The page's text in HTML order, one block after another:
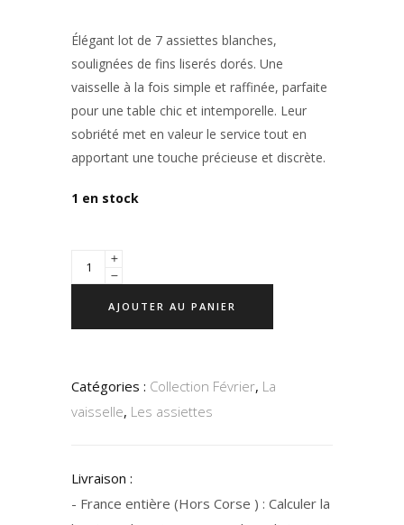
Élégant lot de 7 assiettes blanches,
soulignées de fins liserés dorés. Une
vaisselle à la fois simple et raffinée, parfaite
pour une table chic et intemporelle. Leur
sobriété met en valeur le service tout en
apportant une touche précieuse et discrète.
1 en stock
AJOUTER AU PANIER
Catégories : Collection Février, La
vaisselle, Les assiettes
Livraison :
- France entière (Hors Corse ) : Calculer la